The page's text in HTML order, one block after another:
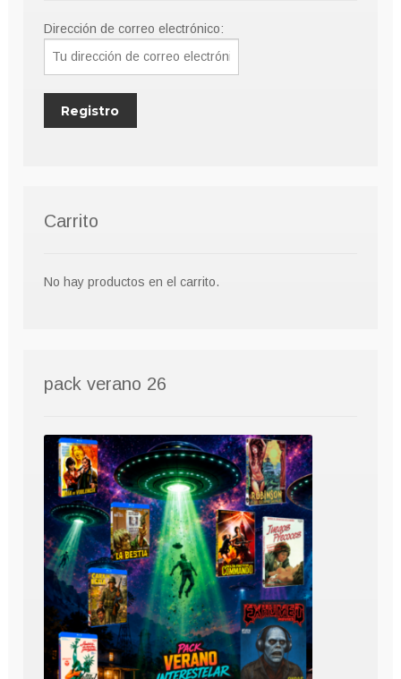
Dirección de correo electrónico:
Carrito
No hay productos en el carrito.
pack verano 26